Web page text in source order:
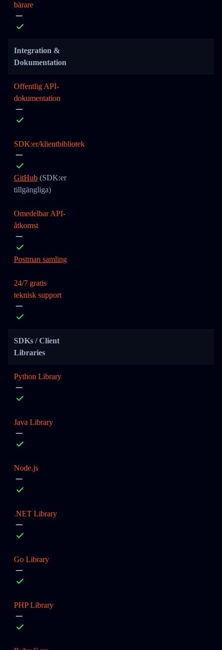
bärare
Integration &
Dokumentation
Offentlig API-
dokumentation
SDK:er/klientbibliotek
GitHub (SDK:er
tillgängliga)
Omedelbar API-
åtkomst
Postman samling
24/7 gratis
teknisk support
SDKs / Client
Libraries
Python Library
Java Library
Node.js
.NET Library
Go Library
PHP Library